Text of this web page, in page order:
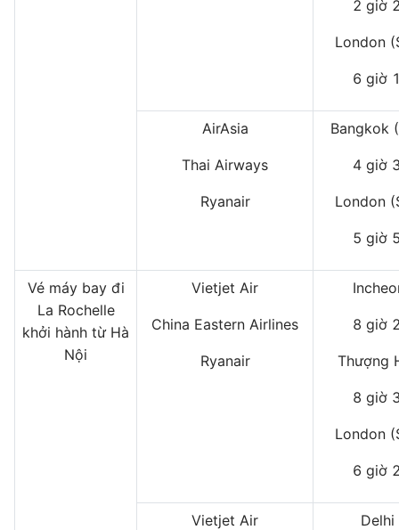
2 giờ
London
6 giờ
AirAsia
Thai Airways
Ryanair
Bangkok
4 giờ
London
5 giờ
Vé máy bay đi
La Rochelle
khởi hành từ Hà
Nội
Vietjet Air
China Eastern Airlines
Ryanair
8 giờ
Thượng
8 giờ
London
6 giờ
Vietjet Air Delhi